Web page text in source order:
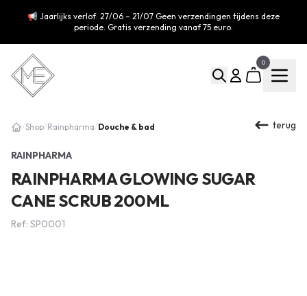
📢 Jaarlijks verlof: 27/06 – 21/07 Geen verzendingen tijdens deze
periode. Gratis verzending vanaf 75 euro.
0
/Shop/ Rainpharma/ Douche & bad terug
RAINPHARMA
RAINPHARMA GLOWING SUGAR
CANE SCRUB 200ML
Ref: SP0001